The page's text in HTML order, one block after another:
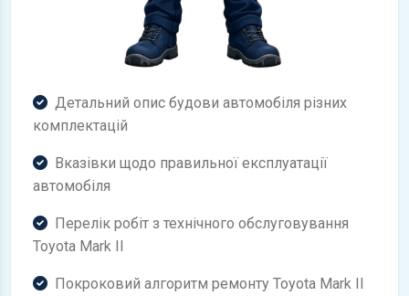
Детальний опис будови автомобіля різних
комплектацій
Вказівки щодо правильної експлуатації
автомобіля
Перелік робіт з технічного обслуговування
Toyota Mark II
Покроковий алгоритм ремонту Toyota Mark II